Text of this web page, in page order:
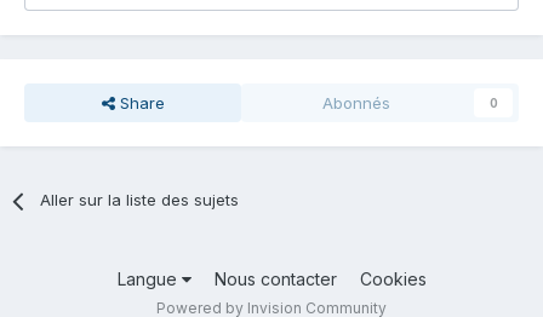
Share Abonnés 0
Aller sur la liste des sujets
Langue Nous contacter Cookies
Powered by Invision Community